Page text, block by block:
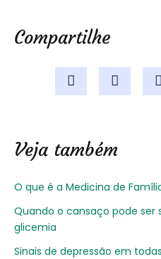
Compartilhe
Veja também
O que é a Medicina de
Quando o cansaço pode ser
glicemia
Sinais de depressão em